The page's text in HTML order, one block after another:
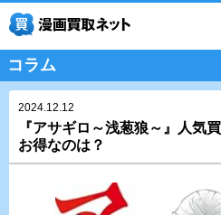
コラム
2024.12.12
『アサギロ～浅葱狼～』人気
お得なのは？